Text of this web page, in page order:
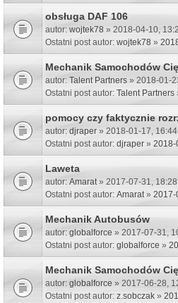
obsługa DAF 106
autor: wojtek78 » 2018-04-10,
Ostatni post autor: wojtek78 »
Mechanik Samochodów
autor: Talent Partners » 2018-01-
Ostatni post autor: Talent Partners
pomocy czy faktycznie
autor: djraper » 2018-01-17, 16:44
Ostatni post autor: djraper » 2018-
Laweta
autor: Amarat» 2017-07-31, 18:28
Ostatni post autor: Amarat» 2017-
Mechanik Autobusów
autor: globalforce » 2017-07-31,
Ostatni post autor: globalforce »
Mechanik Samochodów
autor: globalforce » 2017-06-28,
Ostatni post autor: z.sobczak »